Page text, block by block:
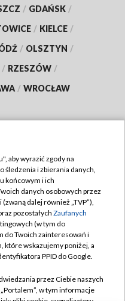
/ GDAŃSK /
/ KIELCE /
/ OLSZTYN /
/ RZESZÓW /
/ WROCŁAW
TVP
aby wyrazić zgody na
śledzenia i zbierania danych,
końcowym i ich
danych osobowych przez
dalej również „TVP”),
pozostałych Zaufanych
(w tym do
do Twoich zainteresowań i
które wskazujemy poniżej, a
PPID do Google.
przez Ciebie naszych
w tym informacje